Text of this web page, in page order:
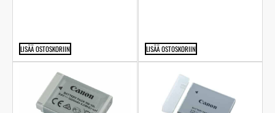
LISÄÄ OSTOSKORIIN LISÄÄ OSTOSKORIIN